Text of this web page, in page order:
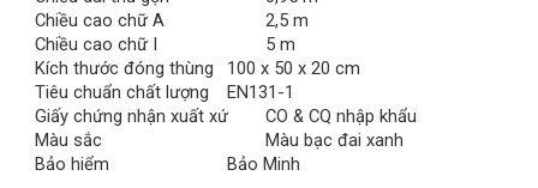
Chiều cao chữ A
2,5 m
Chiều cao chữ I
5 m
Kích thước đóng thùng
100 x 50 x 20 cm
Tiêu chuẩn chất lượng
EN131-1
Giấy chứng nhận xuất xứ
CO & CQ nhập khẩu
Màu sắc
Màu bạc đai xanh
Bảo hiểm
Bảo Minh